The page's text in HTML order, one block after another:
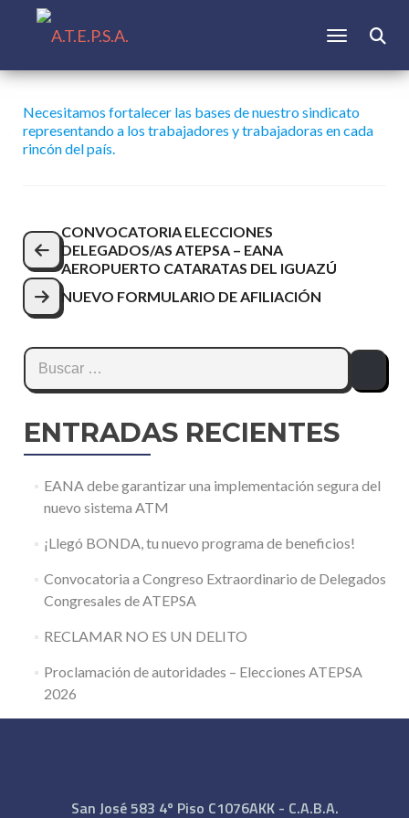
CAMBIAR
Necesitamos fortalecer las bases de nuestro sindicato
representando a los trabajadores y trabajadoras en cada
rincón del país.
Navegación
de
entradas
CONVOCATORIA ELECCIONES
DELEGADOS/AS ATEPSA – EANA
AEROPUERTO CATARATAS DEL IGUAZÚ
NUEVO FORMULARIO DE AFILIACIÓN
Buscar:
ENTRADAS RECIENTES
EANA debe garantizar una implementación segura del
nuevo sistema ATM
¡Llegó BONDA, tu nuevo programa de beneficios!
Convocatoria a Congreso Extraordinario de Delegados
Congresales de ATEPSA
RECLAMAR NO ES UN DELITO
Proclamación de autoridades – Elecciones ATEPSA
2026
San José 583 4º Piso C1076AKK - C.A.B.A.